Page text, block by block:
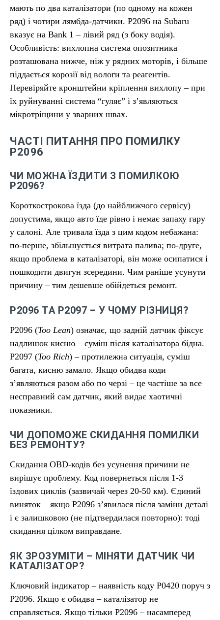
мають по два каталізатори (по одному на кожен
ряд) і чотири лямбда-датчики. P2096 на Subaru
вказує на Bank 1 – лівий ряд (з боку водія).
Особливість: вихлопна система опозитника
розташована нижче, ніж у рядних моторів, і більше
піддається корозії від вологи та реагентів.
Перевіряйте кронштейни кріплення вихлопу – при
їх руйнуванні система “гуляє” і з’являються
мікротріщини у зварних швах.
ЧАСТІ ПИТАННЯ ПРО ПОМИЛКУ
P2096
ЧИ МОЖНА ЇЗДИТИ З ПОМИЛКОЮ
P2096?
Короткострокова їзда (до найближчого сервісу)
допустима, якщо авто їде рівно і немає запаху гару
у салоні. Але тривала їзда з цим кодом небажана:
по-перше, збільшується витрата палива; по-друге,
якщо проблема в каталізаторі, він може осипатися і
пошкодити двигун зсередини. Чим раніше усунути
причину – тим дешевше обійдеться ремонт.
P2096 ТА P2097 – У ЧОМУ РІЗНИЦЯ?
P2096 (Too Lean) означає, що задній датчик фіксує
надлишок кисню – суміш після каталізатора бідна.
P2097 (Too Rich) – протилежна ситуація, суміш
багата, кисню замало. Якщо обидва коди
з’являються разом або по черзі – це частіше за все
несправний сам датчик, який видає хаотичні
показники.
ЧИ ДОПОМОЖЕ СКИДАННЯ ПОМИЛКИ
БЕЗ РЕМОНТУ?
Скидання OBD-кодів без усунення причини не
вирішує проблему. Код повернеться після 1-3
їздових циклів (зазвичай через 20-50 км). Єдиний
виняток – якщо P2096 з’явилася після заміни деталі
і є залишковою (не підтвердилася повторно): тоді
скидання цілком виправдане.
ЯК ЗРОЗУМІТИ – МІНЯТИ ДАТЧИК ЧИ
КАТАЛІЗАТОР?
Ключовий індикатор – наявність коду P0420 поруч з
P2096. Якщо є обидва – каталізатор не
справляється. Якщо тільки P2096 – насамперед